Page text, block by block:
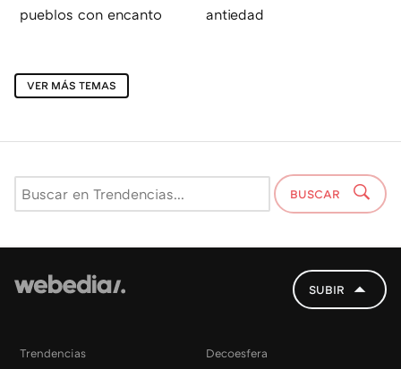
pueblos con encanto antiedad
VER MÁS TEMAS
BUSCAR
SUBIR
Trendencias Decoesfera